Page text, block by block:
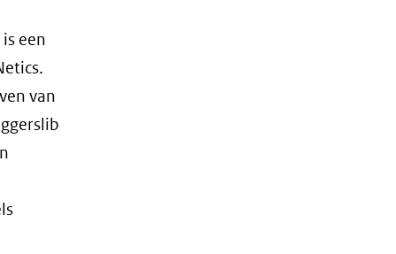
een
van